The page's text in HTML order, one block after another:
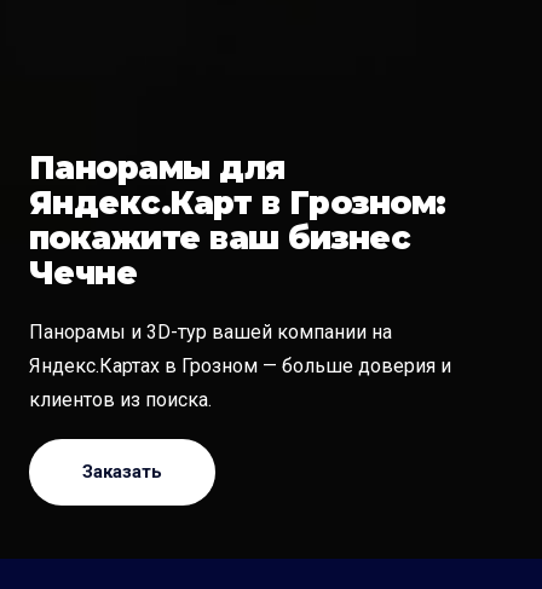
Панорамы для
Яндекс.Карт в Грозном:
покажите ваш бизнес
Чечне
Панорамы и 3D-тур вашей компании на
Яндекс.Картах в Грозном — больше доверия и
клиентов из поиска.
Заказать